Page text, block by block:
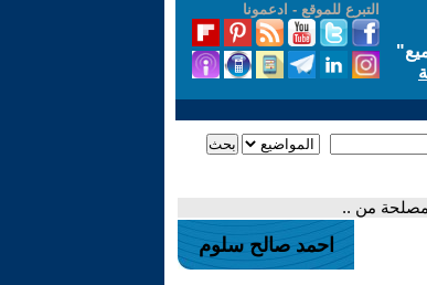
التبرع للموقع - ادعمونا
"
من ..
احمد صالح سلوم